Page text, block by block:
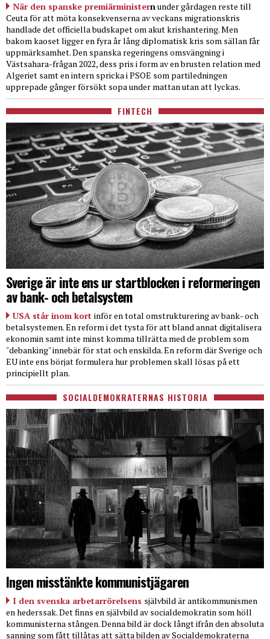
När den spanske premiärministernunder gårdagen reste till
Ceuta för att möta konsekvenserna av veckans migrationskris
handlade det officiella budskapet om akut krishantering. Men
bakom kaoset ligger en fyra år lång diplomatisk kris som sällan får
uppmärksamhet. Den spanska regeringens omsvängning i
Västsahara-frågan 2022, dess pris i form av en brusten relation med
Algeriet samt en intern spricka i PSOE som partiledningen
upprepade gånger försökt sopa under mattan utan att lyckas.
FINTECH
Sverige är inte ens ur startblocken i reformeringen
av bank- och betalsystem
USA står inom kort inför en total omstrukturering av bank- och
betalsystemen. En reform i det tysta för att bland annat digitalisera
ekonomin samt inte minst komma tillrätta med de problem som
"debanking" innebär för stat och enskilda. En reform där Sverige och
EU inte ens börjat formulera hur problemen skall lösas på ett
principiellt plan.
SOCIALDEMOKRATERNAS HISTORIA
Ingen misstänkte kommunistjägaren
I den svenska arbetarrörelsens självbild är antikommunismen
en hederssak. Det finns en självbild av socialdemokratin som höll
kommunisterna stången. Denna bild är dock långt ifrån den absoluta
sanning som fått tillåtas att sätta bilden av Socialdemokraterna